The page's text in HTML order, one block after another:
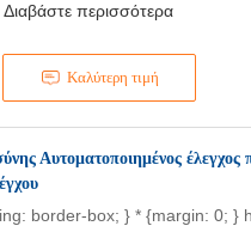
Καλύτερη τιμή
Διαβάστε περισσότερα
Αυτοματοποιημένος
border-box; } * {margin: 0; }